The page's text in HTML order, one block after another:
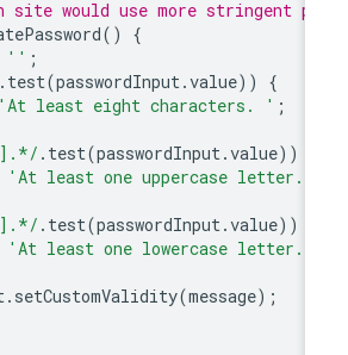
site would use more stringent
()
=
.test(passwordInput.value ))
= 'At least eight characters. '
Z].*/.test(passwordInput.value
+= 'At least one uppercase letter.
z].*/.test(passwordInput.value
+= 'At least one lowercase letter.'
.setCustomValidity(message